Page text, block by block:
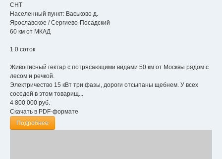
СНТ
Населенный пункт: Васьково д.
Ярославское /Сергиево-Посадский
60 км от МКАД
1.0 соток
Живописный гектар с потрясающими видами 50 км от Москвы рядом с
лесом и речкой.
Электричество 15 кВт три фазы, дороги отсыпаны щебнем. У всех
соседей в этом товарищ...
4 800 000 руб.
Скачать в PDF-формате
Подробнее